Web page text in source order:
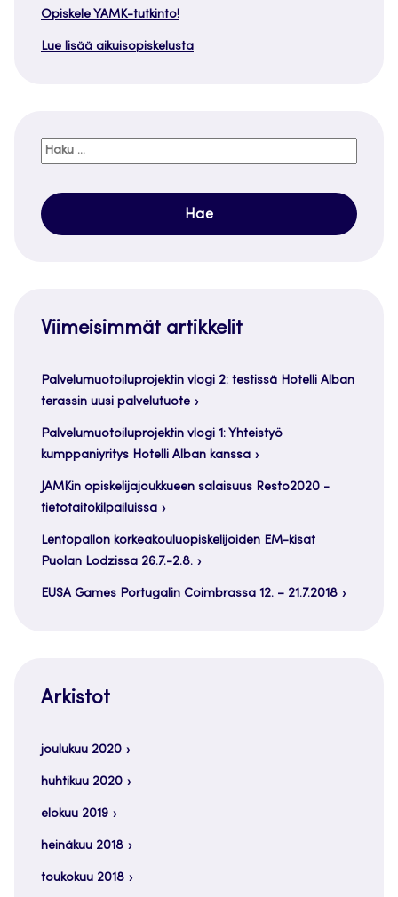
Opiskele YAMK-tutkinto!
Lue lisää aikuisopiskelusta
Haku:
Viimeisimmät artikkelit
Palvelumuotoiluprojektin vlogi 2: testissä Hotelli Alban
terassin uusi palvelutuote
Palvelumuotoiluprojektin vlogi 1: Yhteistyö
kumppaniyritys Hotelli Alban kanssa
JAMKin opiskelijajoukkueen salaisuus Resto2020 -
tietotaitokilpailuissa
Lentopallon korkeakouluopiskelijoiden EM-kisat
Puolan Lodzissa 26.7.-2.8.
EUSA Games Portugalin Coimbrassa 12. – 21.7.2018
Arkistot
joulukuu 2020
huhtikuu 2020
elokuu 2019
heinäkuu 2018
toukokuu 2018